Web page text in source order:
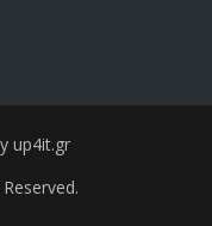
up4it.gr